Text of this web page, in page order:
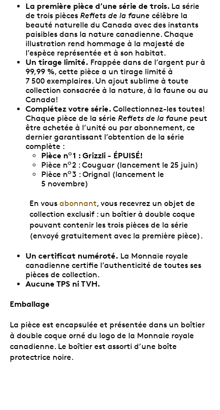
La première pièce d’une série de trois. La série
de trois pièces Reflets de la faune célèbre la
beauté naturelle du Canada avec des instants
paisibles dans la nature canadienne. Chaque
illustration rend hommage à la majesté de
l’espèce représentée et à son habitat.
Un tirage limité. Frappée dans de l’argent pur à
99,99 %, cette pièce a un tirage limité à
7 500 exemplaires. Un ajout sublime à toute
collection consacrée à la nature, à la faune ou au
Canada!
Complétez votre série. Collectionnez-les toutes!
Chaque pièce de la série Reflets de la faune peut
être achetée à l’unité ou par abonnement, ce
dernier garantissant l’obtention de la série
complète :
Pièce nO1 : Grizzli - ÉPUISÉ!
Pièce nO2 : Couguar (lancement le 25 juin)
Pièce nO3 : Orignal (lancement le
5 novembre)
En vous abonnant, vous recevrez un objet de
collection exclusif : un boîtier à double coque
pouvant contenir les trois pièces de la série
(envoyé gratuitement avec la première pièce).
Un certificat numéroté. La Monnaie royale
canadienne certifie l’authenticité de toutes ses
pièces de collection.
Aucune TPS ni TVH.
Emballage
La pièce est encapsulée et présentée dans un boîtier
à double coque orné du logo de la Monnaie royale
canadienne. Le boîtier est assorti d’une boîte
protectrice noire.